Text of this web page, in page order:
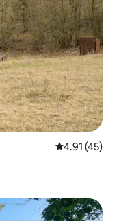
從 45 則評價
4.91 (45)